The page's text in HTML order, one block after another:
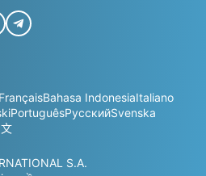
FrançaisBahasa IndonesiaItaliano
PortuguêsРусскийSvenska
S.A.